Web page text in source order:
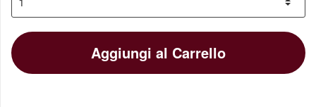
Aggiungi al Carrello